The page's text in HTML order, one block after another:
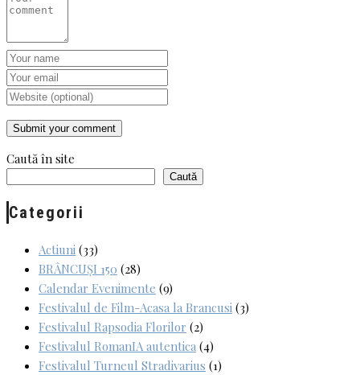
Caută în site
Caută
Categorii
Actiuni (33)
BRÂNCUȘI 150 (28)
Calendar Evenimente (9)
Festivalul de Film-Acasa la Brancusi (3)
Festivalul Rapsodia Florilor (2)
Festivalul RomanIA autentica (4)
Festivalul Turneul Stradivarius (1)